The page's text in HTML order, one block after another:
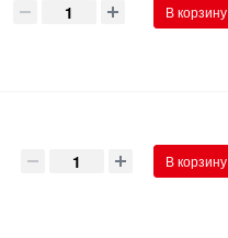
В корзину
В корзину